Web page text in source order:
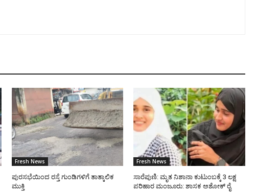
Fresh News
ಪುರಸಭೆಯಿಂದ ರಸ್ತೆ ಗುಂಡಿಗಳಿಗೆ ತಾತ್ಕಾಲಿಕ
ಮುಕ್ತಿ
Fresh News
ಸಾರೆಪುಣಿ: ಮೃತ ನಿಶಾನಾ ಕುಟುಂಬಕ್ಕೆ 3 ಲಕ್ಷ
ಪರಿಹಾರ ಮಂಜೂರು: ಶಾಸಕ ಅಶೋಕ್ ರೈ